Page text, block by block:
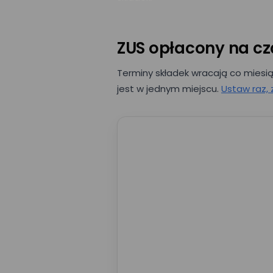
ZUS opłacony na
Terminy składek wracają co
jest w jednym miejscu. Ustaw raz,
E-mail*
Wyrażam
przez
projektu.